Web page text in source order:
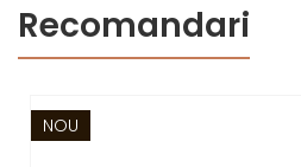
Recomandari
NOU